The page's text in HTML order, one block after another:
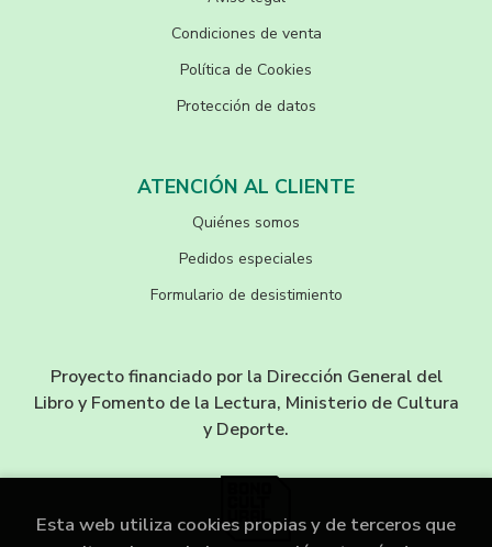
Condiciones de venta
Política de Cookies
Protección de datos
ATENCIÓN AL CLIENTE
Quiénes somos
Pedidos especiales
Formulario de desistimiento
Proyecto financiado por la Dirección General del
Libro y Fomento de la Lectura, Ministerio de Cultura
y Deporte.
Esta web utiliza cookies propias y de terceros que